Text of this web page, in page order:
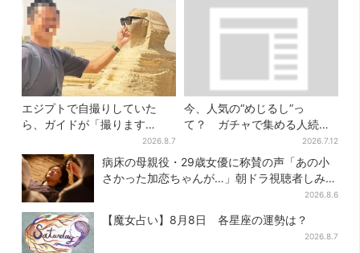
エジプトで自撮りしていた
ら、ガイドが「撮ります
よ！」→ノリノリでポーズを
取っていたら…… 海外旅行
でのトラブル防止策を
2026.8.7
今、人気の“めじるし”っ
て？ ガチャで集める人続
出…収集家とメーカーに聞い
たヒットの背景
2026.7.12
病床の母親役・29歳女優に称賛の声「あの小
さかった加恋ちゃんが…」朝ドラ視聴者しみじ
2026.8.6
【魔女占い】8月8日 各星座の運勢は？
2026.8.7